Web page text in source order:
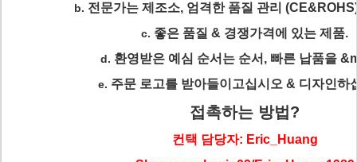
b. 전문가는 제조소, 엄격한 품질 관리
c. 좋은 품질 & 경쟁가격에 있는 제품.
d. 환영받은 예심 순서는 순서, 빠른 납품을
e. 주문 로고를 받아들이고십시오 & 디자인하
접촉하는 방법?
컨택 담당자: Eric_Huang